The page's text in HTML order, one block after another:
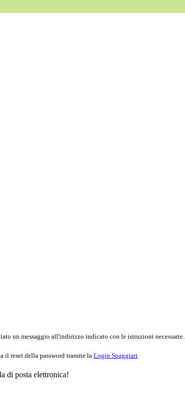
un messaggio all'indirizzo indicato con le istruzioni necessarie.
il reset della password tramite la Login Spaggiari
di posta elettronica!